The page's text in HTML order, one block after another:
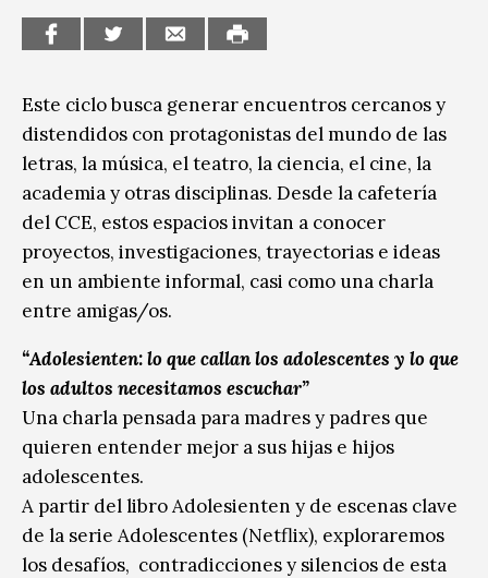
Este ciclo busca generar encuentros cercanos y
distendidos con protagonistas del mundo de las
letras, la música, el teatro, la ciencia, el cine, la
academia y otras disciplinas. Desde la cafetería
del CCE, estos espacios invitan a conocer
proyectos, investigaciones, trayectorias e ideas
en un ambiente informal, casi como una charla
entre amigas/os.
“Adolesienten: lo que callan los adolescentes y lo que
los adultos necesitamos escuchar”
Una charla pensada para madres y padres que
quieren entender mejor a sus hijas e hijos
adolescentes.
A partir del libro Adolesienten y de escenas clave
de la serie Adolescentes (Netflix), exploraremos
los desafíos, contradicciones y silencios de esta